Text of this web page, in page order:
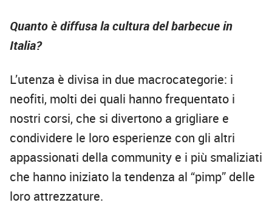
Quanto è diffusa la cultura del barbecue in
Italia?
L’utenza è divisa in due macrocategorie: i
neofiti, molti dei quali hanno frequentato i
nostri corsi, che si divertono a grigliare e
condividere le loro esperienze con gli altri
appassionati della community e i più smaliziati
che hanno iniziato la tendenza al “pimp” delle
loro attrezzature.